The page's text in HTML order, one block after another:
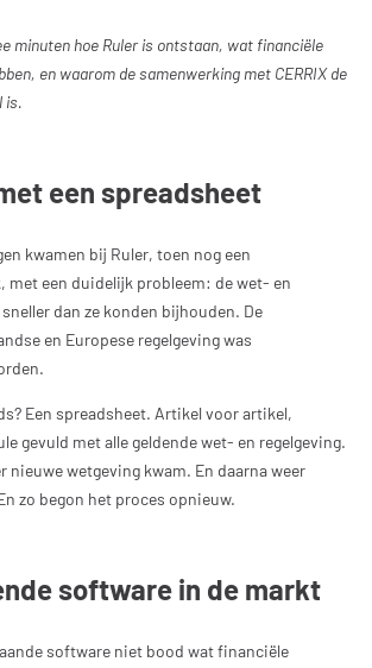
minuten hoe Ruler is ontstaan, wat financiële
en waarom de samenwerking met CERRIX de
is.
een spreadsheet
kwamen bij Ruler, toen nog een
met een duidelijk probleem: de wet- en
dan ze konden bijhouden. De
en Europese regelgeving was
Een spreadsheet. Artikel voor artikel,
gevuld met alle geldende wet- en regelgeving.
nieuwe wetgeving kwam. En daarna weer
zo begon het proces opnieuw.
software in de markt
software niet bood wat financiële